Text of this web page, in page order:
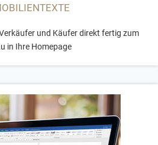
und Käufer direkt fertig zum
in Ihre Homepage